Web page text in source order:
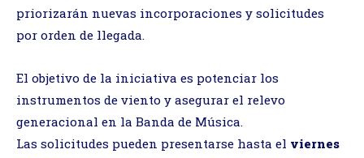
priorizarán nuevas incorporaciones y solicitudes
por orden de llegada.
El objetivo de la iniciativa es potenciar los
instrumentos de viento y asegurar el relevo
generacional en la Banda de Música.
Las solicitudes pueden presentarse hasta el viernes